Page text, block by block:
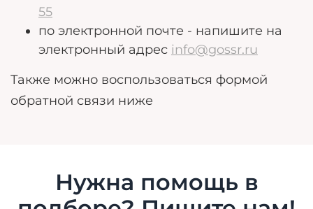
55
по электронной почте - напишите на
электронный адрес info@gossr.ru
Также можно воспользоваться формой
обратной связи ниже
Нужна помощь в